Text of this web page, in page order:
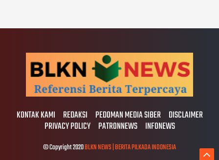
KONTAK KAMI REDAKSI PEDOMAN MEDIA SIBER DISCLAIMER
PRIVACY POLICY PATRONNEWS INFONEWS
© Copyright 2020BLKN NEWS | BERITA PILKADA INDONESIA